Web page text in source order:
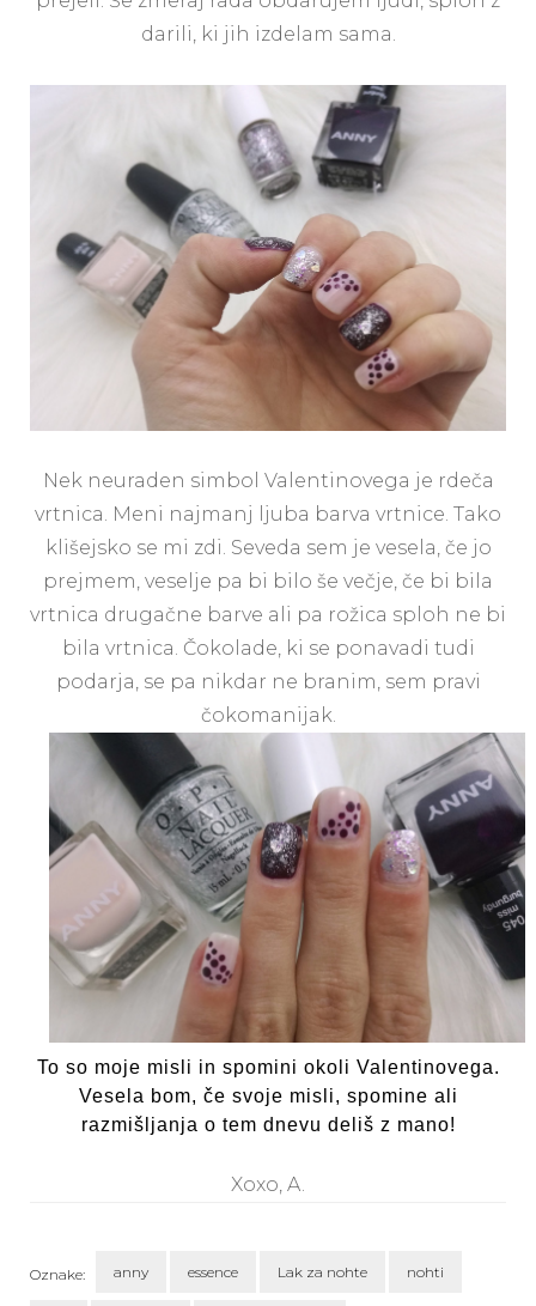
darili, ki jih izdelam sama.
Nek neuraden simbol Valentinovega je rdeča
vrtnica. Meni najmanj ljuba barva vrtnice. Tako
klišejsko se mi zdi. Seveda sem je vesela, če jo
prejmem, veselje pa bi bilo še večje, če bi bila
vrtnica drugačne barve ali pa rožica sploh ne bi
bila vrtnica. Čokolade, ki se ponavadi tudi
podarja, se pa nikdar ne branim, sem pravi
čokomanijak.
To so moje misli in spomini okoli Valentinovega.
Vesela bom, če svoje misli, spomine ali
razmišljanja o tem dnevu deliš z mano!
Xoxo, A.
Oznake: anny essence Lak za nohte nohti